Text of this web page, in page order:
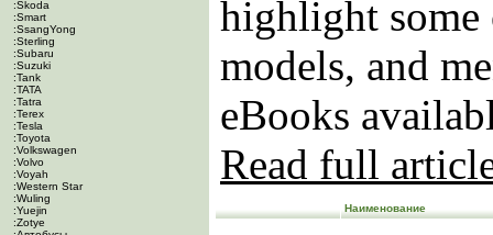
:Skoda
:Smart
:SsangYong
:Sterling
:Subaru
:Suzuki
:Tank
:TATA
:Tatra
:Terex
:Tesla
:Toyota
:Volkswagen
:Volvo
:Voyah
:Western Star
:Wuling
:Yuejin
:Zotye
highlight
models, and
eBooks
Read full
Наименование